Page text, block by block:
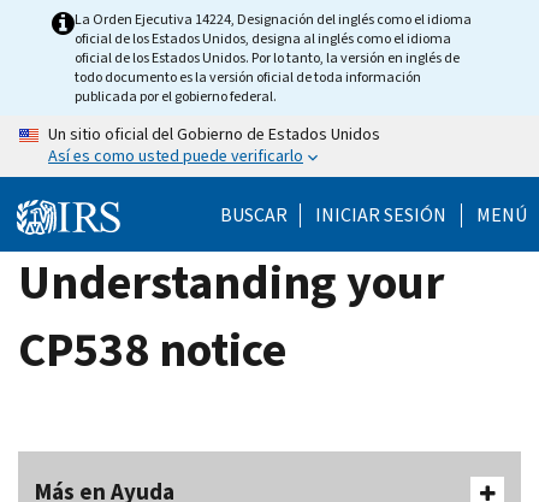
La Orden Ejecutiva 14224, Designación del inglés como el idioma
oficial de los Estados Unidos, designa al inglés como el idioma
oficial de los Estados Unidos. Por lo tanto, la versión en inglés de
todo documento es la versión oficial de toda información
publicada por el gobierno federal.
Un sitio oficial del Gobierno de Estados Unidos
Así es como usted puede verificarlo
BUSCAR INICIAR SESIÓN MENÚ
Understanding your
CP538 notice
Más en Ayuda